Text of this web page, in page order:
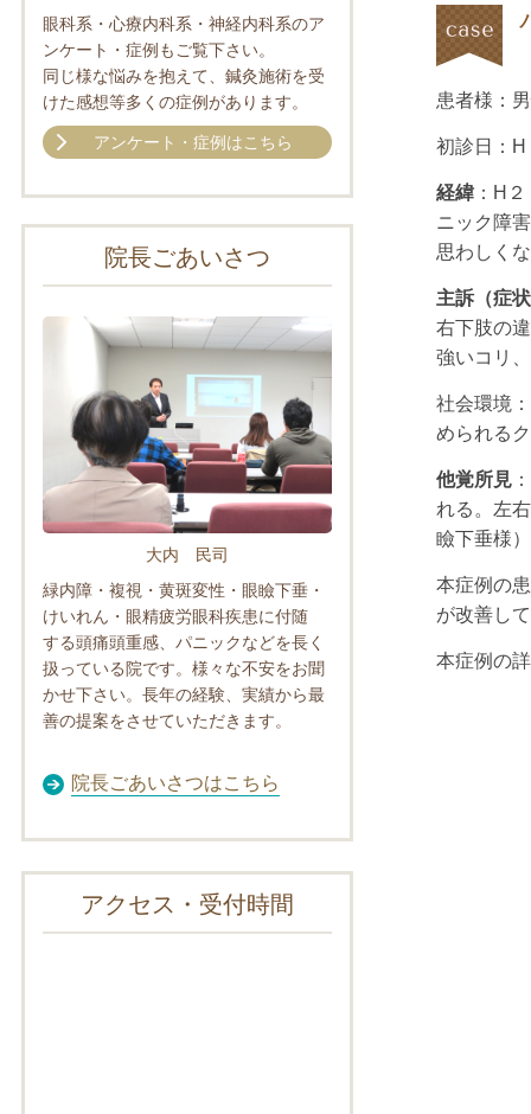
患者様：
初診日： H
経緯 ： H
ニック障
思わしく
主訴（症
右下肢の
強いコリ
社会環境
められる
他覚所見
れる。左
瞼下垂様
本症例の
が改善し
本症例の
眼科系・心療内科系・神経内科系のア
ンケート・症例もご覧下さい。
同じ様な悩みを抱えて、鍼灸施術を受
けた感想等多くの症例があります。
アンケート・症例はこちら
院長ごあいさつ
大内 民司
緑内障・複視・黄斑変性・眼瞼下垂・
けいれん・眼精疲労眼科疾患に付随
する頭痛頭重感、パニックなどを長く
扱っている院です。様々な不安をお聞
かせ下さい。長年の経験、実績から最
善の提案をさせていただきます。
院長ごあいさつはこちら
アクセス・受付時間